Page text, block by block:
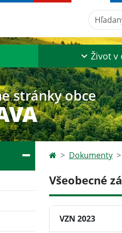
Hľadaný
Život v
stránky obce
Dokumenty
Všeobecné
VZN 2023